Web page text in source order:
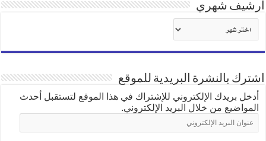
أرشيف شهري
شهري
اشترك بالنشرة البريدية للموقع
أدخل بريدك الإلكتروني للإشتراك في هذا الموقع لتستقبل أحدث
المواضيع من خلال البريد الإلكتروني.
عنوان
البريد